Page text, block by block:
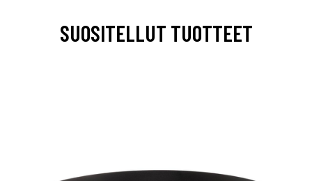
SUOSITELLUT TUOTTEET